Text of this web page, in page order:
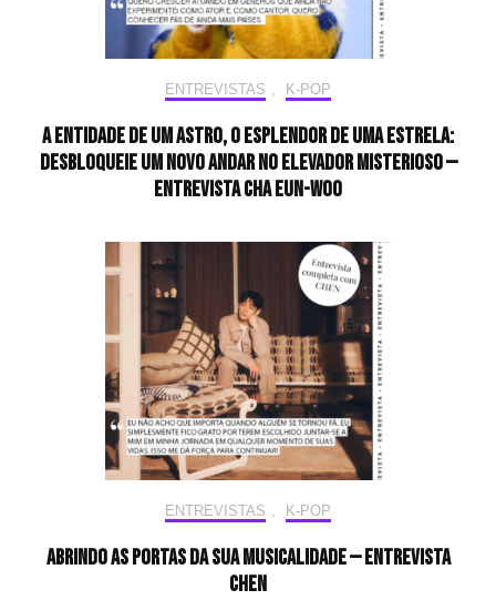
ENTREVISTAS , K-POP
A entidade de um astro, o esplendor de uma estrela:
desbloqueie um novo andar no elevador misterioso —
Entrevista CHA EUN-WOO
ENTREVISTAS , K-POP
Abrindo as portas da sua musicalidade — Entrevista
CHEN